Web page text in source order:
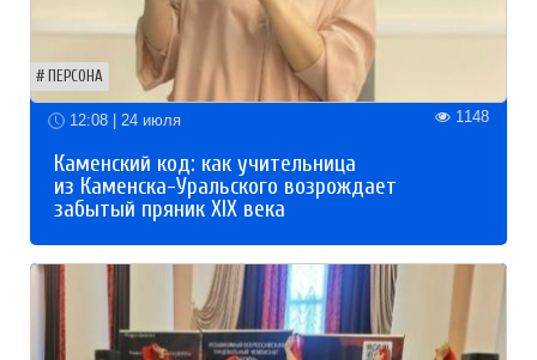
ПЕРСОНА
12:08 | 24 июля 1148
Каменский код: как учительница
из Каменска-Уральского возрождает
забытый пряник XIX века